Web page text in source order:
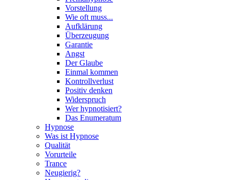
Vorstellung
Wie oft muss...
Aufklärung
Überzeugung
Garantie
Angst
Der Glaube
Einmal kommen
Kontrollverlust
Positiv denken
Widerspruch
Wer hypnotisiert?
Das Enumeratum
Hypnose
Was ist Hypnose
Qualität
Vorurteile
Trance
Neugierig?